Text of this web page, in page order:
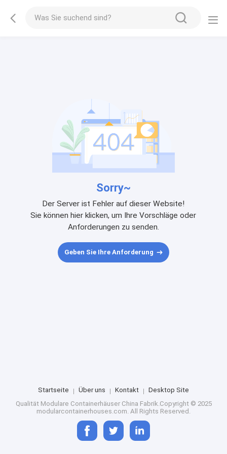
Sorry~
Der Server ist Fehler auf dieser Website!
Sie können hier klicken, um Ihre Vorschläge oder
Anforderungen zu senden.
Geben Sie Ihre Anforderung
Startseite Über uns Kontakt
Desktop Site
Qualität Modulare ContainerhäuserChina Fabrik.Copyright © 2025
modularcontainerhouses.com. All Rights Reserved.